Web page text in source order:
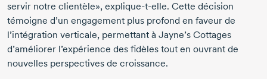
servir notre clientèle», explique-t-elle. Cette décision
témoigne d’un engagement plus profond en faveur de
l’intégration verticale, permettant à Jayne’s Cottages
d’améliorer l’expérience des fidèles tout en ouvrant de
nouvelles perspectives de croissance.